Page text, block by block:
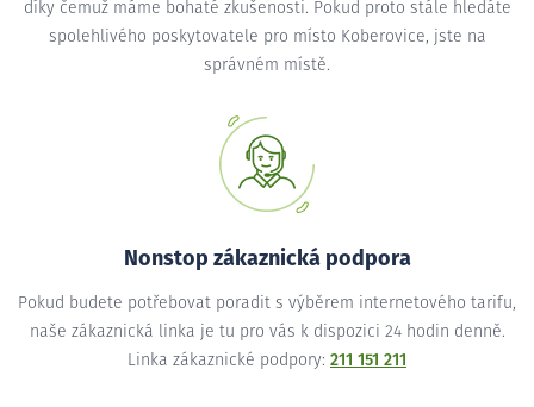
díky čemuž máme bohaté zkušenosti. Pokud proto stále hledáte
spolehlivého poskytovatele pro místo Koberovice, jste na
správném místě.
Nonstop zákaznická podpora
Pokud budete potřebovat poradit s výběrem internetového tarifu,
naše zákaznická linka je tu pro vás k dispozici 24 hodin denně.
Linka zákaznické podpory: 211 151 211